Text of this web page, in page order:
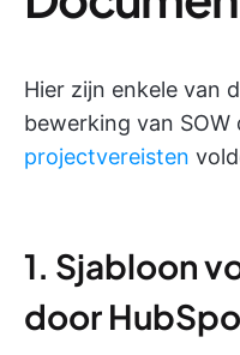
Hier zijn enkele van
bewerking van SOW
projectvereisten
1. Sjabloon
door